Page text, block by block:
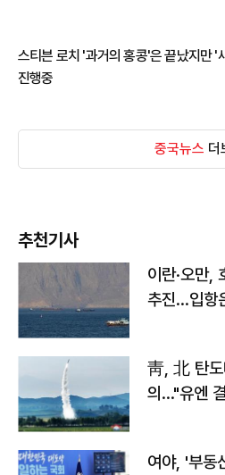
스티븐 로치 '과거의 홍콩'은 끝났지만 '
진행중
중국뉴스 더
추천기사
이란·오만,
추진…입항
靑, 北 탄도
의…"유엔
여야, '부동